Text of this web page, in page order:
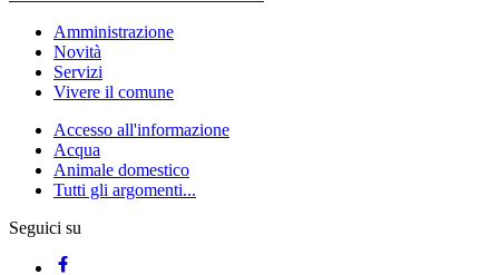
Amministrazione
Novità
Servizi
Vivere il comune
Accesso all'informazione
Acqua
Animale domestico
Tutti gli argomenti...
Seguici su